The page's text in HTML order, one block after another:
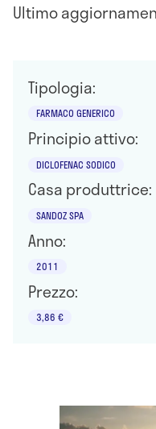
Ultimo
Tipologia:
FARMACO GENERICO
Principio attivo:
DICLOFENAC SODICO
Casa produttrice:
SANDOZ SPA
Anno:
2011
Prezzo:
3,86 €